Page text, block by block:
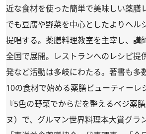
近な食材を使った簡単で美味しい薬膳
でも豆腐や野菜を中心としたよりヘル
提唱する。薬膳料理教室を主宰し、講
全国で展開。レストランへのレシピ提
発など活動は多岐にわたる。著書も多
10の食材で始める薬膳ビューティーレ
『5色の野菜でからだを整えるべジ薬
ヌ）で、グルマン世界料理本大賞グラ